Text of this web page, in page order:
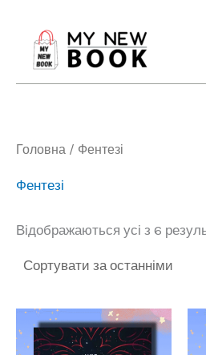
Перейти
вмісту
Головна / Фентезі
Фентезі
Відображаються усі з 6